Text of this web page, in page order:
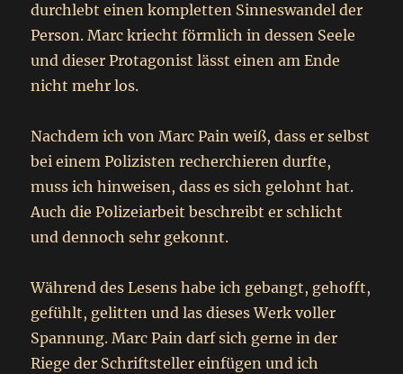
durchlebt einen kompletten Sinneswandel der
Person. Marc kriecht förmlich in dessen Seele
und dieser Protagonist lässt einen am Ende
nicht mehr los.
Nachdem ich von Marc Pain weiß, dass er selbst
bei einem Polizisten recherchieren durfte,
muss ich hinweisen, dass es sich gelohnt hat.
Auch die Polizeiarbeit beschreibt er schlicht
und dennoch sehr gekonnt.
Während des Lesens habe ich gebangt, gehofft,
gefühlt, gelitten und las dieses Werk voller
Spannung. Marc Pain darf sich gerne in der
Riege der Schriftsteller einfügen und ich